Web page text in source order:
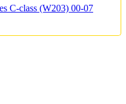
C-class (W203) 00-07